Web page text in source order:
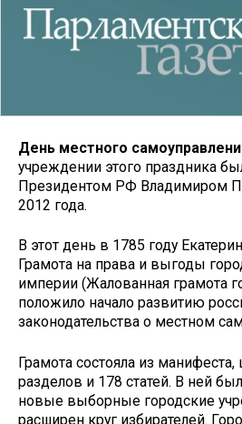
День местного
учреждении этого праздника
Президентом РФ Владимиром
2012 года.
В этот день в 1785 году
Грамота на права и выгоды
империи (Жалованная грамота
положило начало развитию
законодательства о местном
Грамота состояла из манифеста,
разделов и 178 статей. В ней
новые выборные городские
расширен круг избирателей.